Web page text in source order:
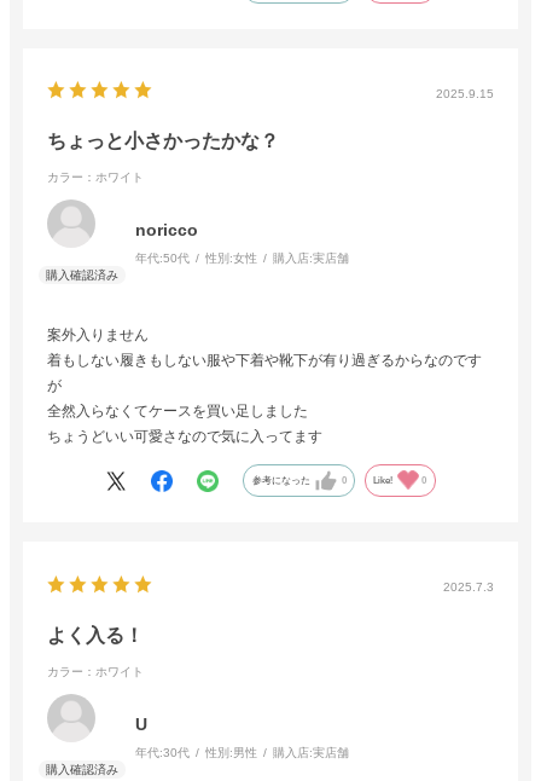
2025.9.15
ちょっと小さかったかな？
カラー：ホワイト
noricco
年代:50代 性別:女性 購入店:実店舗
案外入りません
着もしない履きもしない服や下着や靴下が有り過ぎるからなのです
が
全然入らなくてケースを買い足しました
ちょうどいい可愛さなので気に入ってます
参考になった 0 Like! 0
2025.7.3
よく入る！
カラー：ホワイト
U
年代:30代 性別:男性 購入店:実店舗